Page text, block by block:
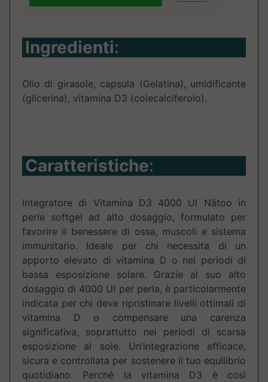
Ingredienti:
Olio di girasole, capsula (Gelatina), umidificante
(glicerina), vitamina D3 (colecalciferolo).
Caratteristiche:
Integratore di Vitamina D3 4000 UI Nätoo in
perle softgel ad alto dosaggio, formulato per
favorire il benessere di ossa, muscoli e sistema
immunitario. Ideale per chi necessita di un
apporto elevato di vitamina D o nei periodi di
bassa esposizione solare. Grazie al suo alto
dosaggio di 4000 UI per perla, è particolarmente
indicata per chi deve ripristinare livelli ottimali di
vitamina D o compensare una carenza
significativa, soprattutto nei periodi di scarsa
esposizione al sole. Un’integrazione efficace,
sicura e controllata per sostenere il tuo equilibrio
quotidiano. Perché la vitamina D3 è così